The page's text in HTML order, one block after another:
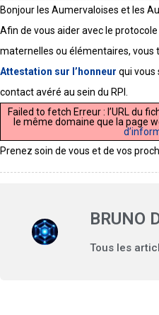
Bonjour les Aumervaloises et les
Afin de vous aider avec le
maternelles ou élémentaires,
Attestation sur l’honneur qui vous
contact avéré au sein du RPI.
Failed to fetch Erreur : l’URL du
le même domaine que la page
Prenez soin de vous et de vos
BRUNO
Tous les